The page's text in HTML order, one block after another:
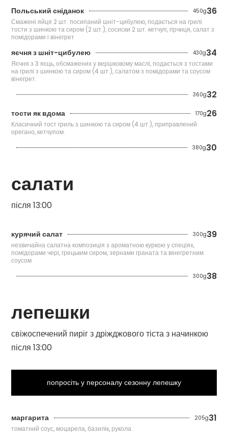
Польський сніданок 450g36
Смажені яйця 2 шт. посипаний шніт-цибулею, подається на грилі
тости з шинкою та сиром (2 шт.), сосиски 2 шт. кетчуп, гірчиця, салат з
помідорами і вінегрет
яєчня з шніт-цибулею 430g34
Яєчня з 3 яєць, обсмажених у вершковому маслі, подається з тостами
на грилі з шинкою та сиром (4 шт.), салатом з помідорами та соусом
вінегрет.
360g32
тости як вдома 170g26
Класичний тост гриль з шинкою та сиром (4 шт.), приправлений
орегано, кетчупом.
380g30
салати
після 13:00
курячий салат 300g39
незвичайна салатна композиція з ароматною куркою у спеціях,
помідорами чері, грецьким сиром, зернами граната та вінегретним
соусом
300g38
лепешки
свіжоспечений пиріг з дріжджового тіста з начинкою
після 13:00
попросіть у персоналу сезонну лепешку
маргарита 205g31
томатний соус, моцарела, базилік, рукола